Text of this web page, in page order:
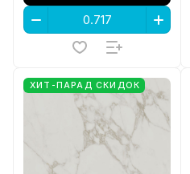
ХИТ-ПАРАД СКИДОК